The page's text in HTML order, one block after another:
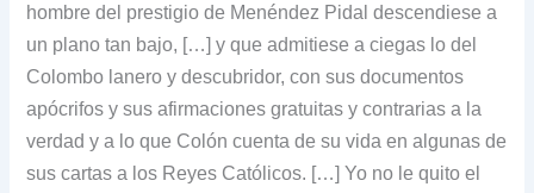
hombre del prestigio de Menéndez Pidal descendiese a
un plano tan bajo, […] y que admitiese a ciegas lo del
Colombo lanero y descubridor, con sus documentos
apócrifos y sus afirmaciones gratuitas y contrarias a la
verdad y a lo que Colón cuenta de su vida en algunas de
sus cartas a los Reyes Católicos. […] Yo no le quito el